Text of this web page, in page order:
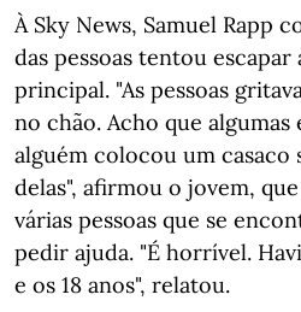
À Sky News, Samuel Rapp
das pessoas tentou escapar
principal. "As pessoas
no chão. Acho que algumas
alguém colocou um casaco
delas", afirmou o jovem,
várias pessoas que se
pedir ajuda. "É horrível.
e os 18 anos", relatou.